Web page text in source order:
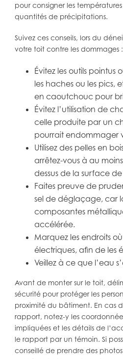
pour consigner les
quantités de précipitations.
Suivez ces conseils, lors du
votre toit contre les dommages :
Évitez les outils
les haches ou les pics,
en caoutchouc pour
Évitez l’utilisation de
celle produite par un
pourrait endommager
Utilisez des pelles en
arrêtez-vous à au
dessus de la surface
Faites preuve de
sel de déglaçage, car
composantes
accélérée.
Marquez les endroits
électriques, afin de les
Veillez à ce que l’eau
Avant de monter sur le toit,
sécurité pour protéger les
proximité du bâtiment. En cas
rapport, notez-y les
impliquées et les détails de
le rapport par un témoin. Si
conseillé de prendre des